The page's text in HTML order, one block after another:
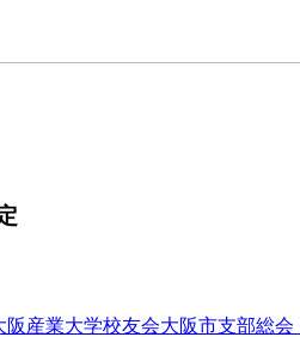
産業大学校友会大阪市支部総会